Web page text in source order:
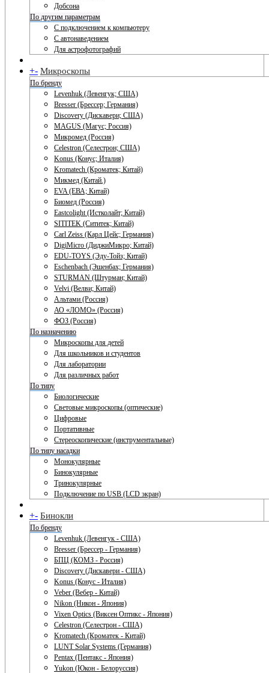
Добсона
По другим параметрам
С подключением к компьютеру
С автонаведением
Для астрофотографий
+- Микроскопы
По бренду
Levenhuk (Левенгук; США)
Bresser (Брессер; Германия)
Discovery (Дискавери; США)
MAGUS (Магус; Россия)
Микромед (Россия)
Celestron (Селестрон; США)
Konus (Конус; Италия)
Kromatech (Кроматек; Китай)
Микмед (Китай.)
EVA (ЕВА; Китай)
Биомед (Россия)
Eastcolight (Истколайт; Китай)
SITITEK (Сититек; Китай)
Carl Zeiss (Карл Цейс; Германия)
DigiMicro (ДиджиМикро; Китай)
EDU-TOYS (Эду-Тойз; Китай)
Eschenbach (Эшенбах; Германия)
STURMAN (Штурман; Китай)
Velvi (Велви; Китай)
Альтами (Россия)
АО «ЛОМО» (Россия)
ФОЗ (Россия)
По назначению
Микроскопы для детей
Для школьников и студентов
Для лаборатории
Для различных работ
По типу
Биологические
Световые микроскопы (оптические)
Цифровые
Портативные
Стереоскопические (инструментальные)
По типу насадки
Монокулярные
Бинокулярные
Тринокулярные
Подключение по USB (LCD экран)
+- Бинокли
По бренду
Levenhuk (Левенгук - США)
Bresser (Брессер - Германия)
БПЦ (КОМЗ - Россия)
Discovery (Дискавери - США)
Konus (Конус - Италия)
Veber (Вебер - Китай)
Nikon (Никон - Япония)
Vixen Optics (Виксен Оптикс - Япония)
Celestron (Селестрон - США)
Kromatech (Кроматек - Китай)
LUNT Solar Systems (Германия)
Pentax (Пентакс - Япония)
Yukon (Юкон - Белоруссия)